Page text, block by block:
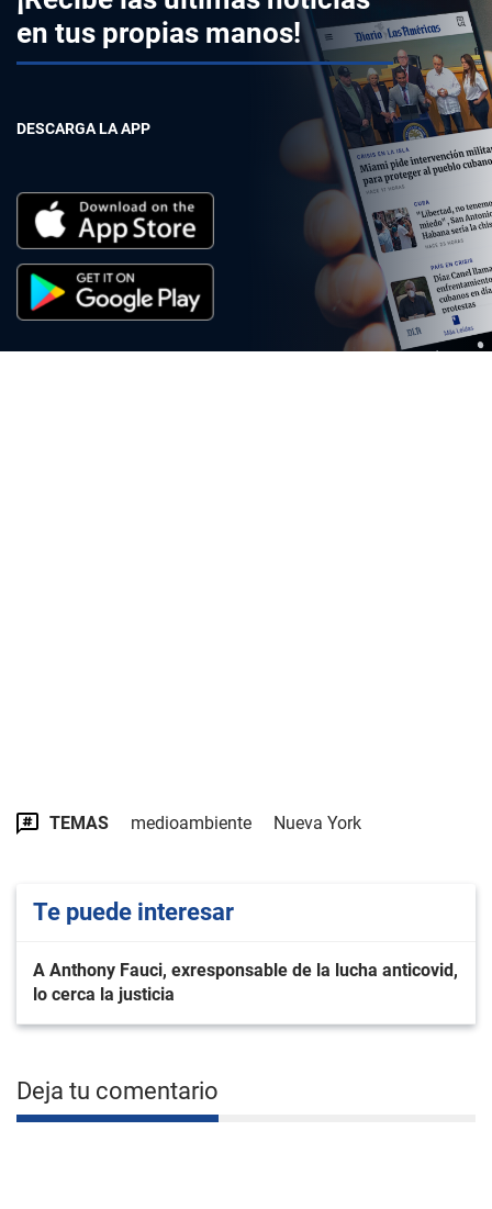
en tus propias manos!
DESCARGA LA APP
TEMAS medioambiente Nueva York
Te puede interesar
A Anthony Fauci, exresponsable de la lucha anticovid,
lo cerca la justicia
Deja tu comentario